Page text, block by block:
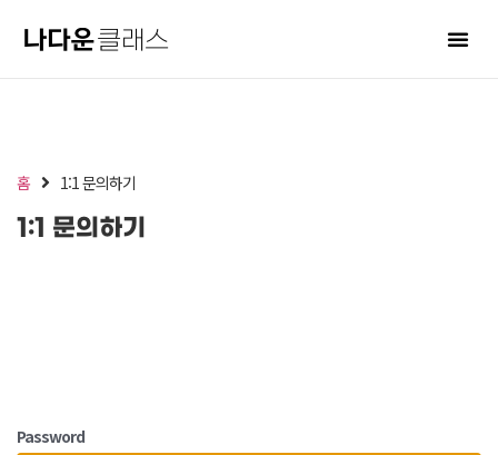
홈 1:1 문의하기
1:1 문의하기
Password